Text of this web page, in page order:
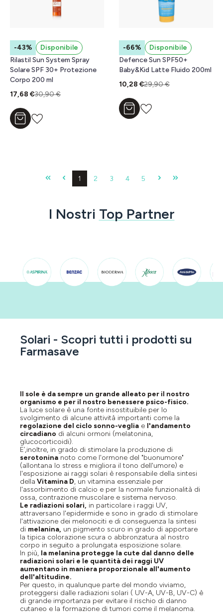
-43%
Disponibile
Rilastil Sun System Spray
Solare SPF 30+ Protezione
Corpo 200 ml
17,68 €30,90 €
Aggiungi al carrello
-66%
Disponibile
Defence Sun SPF50+
Baby&Kid Latte Fluido 200ml
10,28 €29,90 €
Aggiungi al carrello
Pagina
1 Pagina
2 Pagina
3 Pagina
4 Pagina
5
I Nostri Top Partner
Solari - Scopri tutti i prodotti su
Farmasave
Il sole è da sempre un grande alleato per il nostro
organismo e per il nostro benessere psico-fisico.
La luce solare è una fonte insostituibile per lo
svolgimento di alcune attività importanti come la
regolazione del ciclo sonno-veglia e l'andamento
circadiano di alcuni ormoni (melatonina,
glucocorticoidi).
E’,inoltre, in grado di stimolare la produzione di
serotonina noto come l'ormone del "buonumore"
(allontana lo stress e migliora il tono dell'umore) e
l'esposizione ai raggi solari è responsabile della sintesi
della Vitamina D, un vitamina essenziale per
l'assorbimento di calcio e per la normale funzionalità di
ossa, contrazione muscolare e sistema nervoso.
Le radiazioni solari, in particolare i raggi UV,
attraversano l'epidermide e sono in grado di stimolare
l'attivazione dei melonociti e di conseguenza la sintesi
di melanina, un pigmento scuro in grado di apportare
la tipica colorazione scura o abbronzatura al nostro
corpo in seguito a prolungata esposizione solare.
In più, la melanina protegge la cute dal danno delle
radiazioni solari e le quantità dei raggi UV
aumentano in maniera proporzionale all'aumento
dell'altitudine.
Per questo, in qualunque parte del mondo viviamo,
proteggersi dalle radiazioni solari ( UV-A, UV-B, UV-C) è
di grande importanza per evitare il rischio di danno
cutaneo e la formazione di tumori come il melanoma.